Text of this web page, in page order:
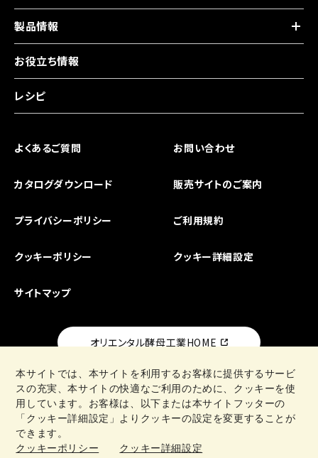
製品情報
お役立ち情報
レシピ
よくあるご質問 お問い合わせ
カタログダウンロード 販売サイトのご案内
プライバシーポリシー ご利用規約
クッキーポリシー クッキー詳細設定
サイトマップ
オリエンタル酵母工業HOME
日清製粉グループ
Copyright © Oriental Yeast Co., ltd. All Rights Reseved.
本サイトでは、本サイトを利用するお客様に提供するサービ
スの充実、本サイトの快適なご利用のために、クッキーを使
用しています。お客様は、以下または本サイトフッターの
「クッキー詳細設定」よりクッキーの設定を変更することが
できます。
クッキーポリシー
クッキー詳細設定